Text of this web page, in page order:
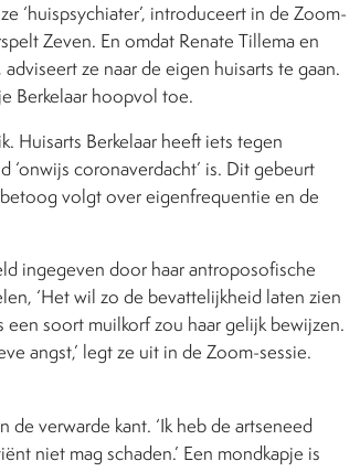
‘huispsychiater’, introduceert in de Zoom-
Zeven. En omdat Renate Tillema en
ze naar de eigen huisarts te gaan.
Berkelaar hoopvol toe.
Huisarts Berkelaar heeft iets tegen
‘onwijs coronaverdacht’ is. Dit gebeurt
volgt over eigenfrequentie en de
ingegeven door haar antroposofische
‘Het wil zo de bevattelijkheid laten zien
soort muilkorf zou haar gelijk bewijzen.
angst,’ legt ze uit in de Zoom-sessie.
verwarde kant. ‘Ik heb de artseneed
niet mag schaden.’ Een mondkapje is